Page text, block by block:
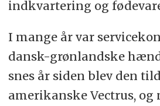
indkvartering og
I mange år var
dansk-grønlandske
snes år siden blev den
amerikanske Vectrus, og